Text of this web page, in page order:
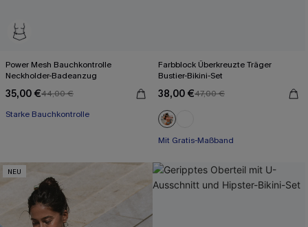
Power Mesh Bauchkontrolle
Neckholder-Badeanzug
35,00 €44,00 €
Starke Bauchkontrolle
Farbblock Überkreuzte Träger
Bustier-Bikini-Set
38,00 €47,00 €
Mit Gratis-Maßband
Rüschen
NEU